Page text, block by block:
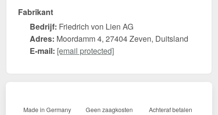
Fabrikant
Bedrijf: Friedrich von Lien AG
Adres: Moordamm 4, 27404 Zeven, Duitsland
E-mail: [email protected]
Made in Germany Geen zaagkosten Achteraf betalen